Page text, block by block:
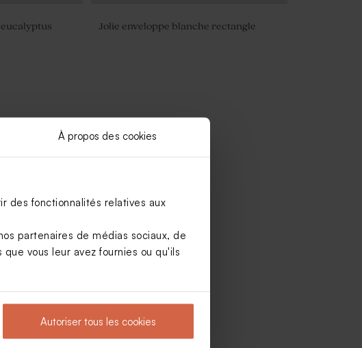
À propos des cookies
des fonctionnalités relatives aux
partenaires de médias sociaux, de
vous leur avez fournies ou qu'ils
Autoriser tous les cookies
Jolie enveloppe blanche rectangle